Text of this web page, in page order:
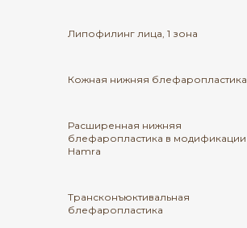
Липофилинг лица, 1 зона
Кожная нижняя блефаропластика
Расширенная нижняя
блефаропластика в модификации
Hamra
Трансконъюктивальная
блефаропластика